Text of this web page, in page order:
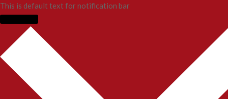
This is default text for notification bar